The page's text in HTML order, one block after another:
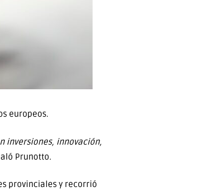
europeos.
inversiones, innovación,
Prunotto.
provinciales y recorrió